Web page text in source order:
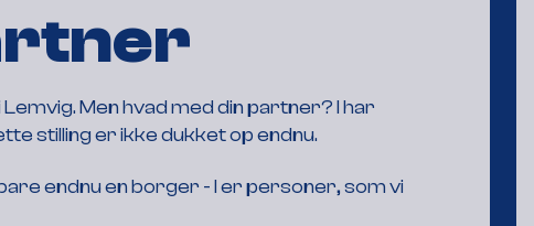
Men hvad med din partner? I har
stilling er ikke dukket op endnu.
endnu en borger - I er personer, som vi